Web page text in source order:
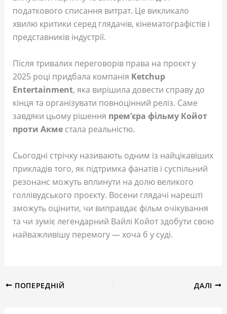
податкового списання витрат. Це викликало
хвилю критики серед глядачів, кінематографістів і
представників індустрії.
Після тривалих переговорів права на проєкт у
2025 році придбала компанія Ketchup
Entertainment, яка вирішила довести справу до
кінця та організувати повноцінний реліз. Саме
завдяки цьому рішення прем’єра фільму Койот
проти Акместала реальністю.
Сьогодні стрічку називають одним із найцікавіших
прикладів того, як підтримка фанатів і суспільний
резонанс можуть вплинути на долю великого
голлівудського проєкту. Восени глядачі нарешті
зможуть оцінити, чи виправдає фільм очікування
та чи зуміє легендарний Вайлі Койот здобути свою
найважливішу перемогу — хоча б у суді.
ПОПЕРЕДНІЙ ДАЛІ